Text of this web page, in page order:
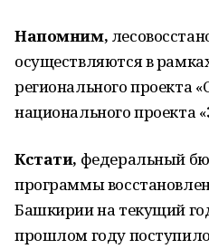
Напомним,
осуществляются в
регионального проекта
национального проекта
Кстати, федеральный
программы
Башкирии на текущий
прошлом году